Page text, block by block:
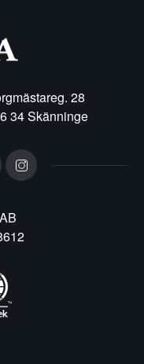
28
34 Skänninge